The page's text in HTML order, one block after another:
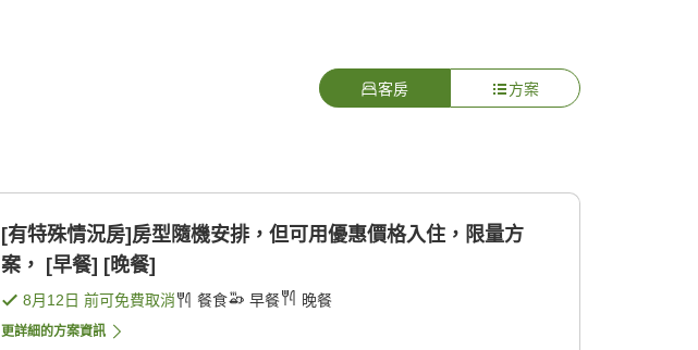
客房 方案
[有特殊情況房]房型隨機安排，但可用優惠價格入住，限量方
案， [早餐] [晚餐]
8月12日 前可免費取消 餐食 早餐 晚餐
更詳細的方案資訊